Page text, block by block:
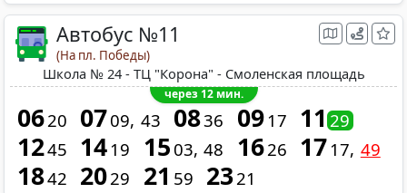
Автобус №11
(На пл. Победы)
Школа № 24 - ТЦ "Корона" - Смоленская площадь
через 12 мин.
0620 0709 43 0836 09 17 1129
1245 14 19 15 03 48 1626 17 17 49
1842 2029 21 59 2321